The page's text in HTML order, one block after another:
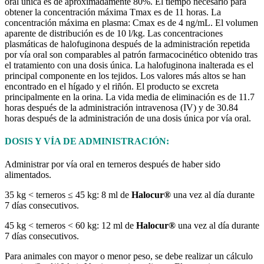
obtener la concentración máxima Tmax es de 11 horas. La
concentración máxima en plasma: Cmax es de 4 ng/mL. El volumen
aparente de distribución es de 10 l/kg. Las concentraciones
plasmáticas de halofuginona después de la administración repetida
por vía oral son comparables al patrón farmacocinético obtenido tras
el tratamiento con una dosis única. La halofuginona inalterada es el
principal componente en los tejidos. Los valores más altos se han
encontrado en el hígado y el riñón. El producto se excreta
principalmente en la orina. La vida media de eliminación es de 11.7
horas después de la administración intravenosa (IV) y de 30.84
horas después de la administración de una dosis única por vía oral.
DOSIS Y VÍA DE ADMINISTRACIÓN:
Administrar por vía oral en terneros después de haber sido
alimentados.
35 kg < terneros ≤ 45 kg: 8 ml de Halocur® una vez al día durante
7 días consecutivos.
45 kg < terneros < 60 kg: 12 ml de Halocur® una vez al día durante
7 días consecutivos.
Para animales con mayor o menor peso, se debe realizar un cálculo